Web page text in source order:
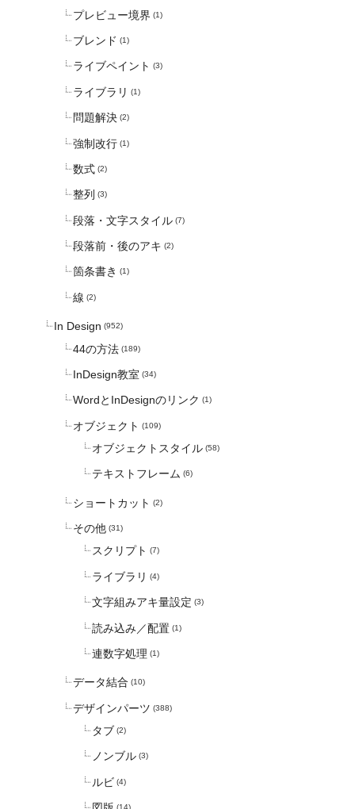
プレビュー境界 (1)
ブレンド (1)
ライブペイント (3)
ライブラリ (1)
問題解決 (2)
強制改行 (1)
数式 (2)
整列 (3)
段落・文字スタイル (7)
段落前・後のアキ (2)
箇条書き (1)
線 (2)
In Design (952)
44の方法 (189)
InDesign教室 (34)
WordとInDesignのリンク (1)
オブジェクト (109)
オブジェクトスタイル (58)
テキストフレーム (6)
ショートカット (2)
その他 (31)
スクリプト (7)
ライブラリ (4)
文字組みアキ量設定 (3)
読み込み／配置 (1)
連数字処理 (1)
データ結合 (10)
デザインパーツ (388)
タブ (2)
ノンブル (3)
ルビ (4)